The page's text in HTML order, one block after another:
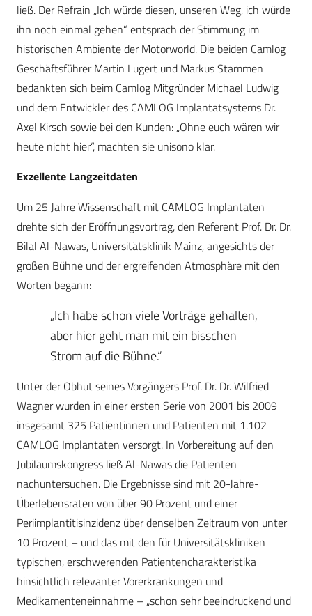
ließ. Der Refrain „Ich würde diesen, unseren Weg, ich würde
ihn noch einmal gehen“ entsprach der Stimmung im
historischen Ambiente der Motorworld. Die beiden Camlog
Geschäftsführer Martin Lugert und Markus Stammen
bedankten sich beim Camlog Mitgründer Michael Ludwig
und dem Entwickler des CAMLOG Implantatsystems Dr.
Axel Kirsch sowie bei den Kunden: „Ohne euch wären wir
heute nicht hier“, machten sie unisono klar.
Exzellente Langzeitdaten
Um 25 Jahre Wissenschaft mit CAMLOG Implantaten
drehte sich der Eröffnungsvortrag, den Referent Prof. Dr. Dr.
Bilal Al-Nawas, Universitätsklinik Mainz, angesichts der
großen Bühne und der ergreifenden Atmosphäre mit den
Worten begann:
„Ich habe schon viele Vorträge gehalten,
aber hier geht man mit ein bisschen
Strom auf die Bühne.“
Unter der Obhut seines Vorgängers Prof. Dr. Dr. Wilfried
Wagner wurden in einer ersten Serie von 2001 bis 2009
insgesamt 325 Patientinnen und Patienten mit 1.102
CAMLOG Implantaten versorgt. In Vorbereitung auf den
Jubiläumskongress ließ Al-Nawas die Patienten
nachuntersuchen. Die Ergebnisse sind mit 20-Jahre-
Überlebensraten von über 90 Prozent und einer
Periimplantitisinzidenz über denselben Zeitraum von unter
10 Prozent – und das mit den für Universitätskliniken
typischen, erschwerenden Patientencharakteristika
hinsichtlich relevanter Vorerkrankungen und
Medikamenteneinnahme – „schon sehr beeindruckend und